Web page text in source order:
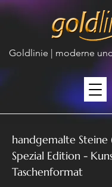
Goldlinie | moderne
handgemalte Steine
Spezial Edition -
Taschenformat